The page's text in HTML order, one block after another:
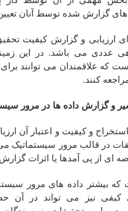
های گزارش شده توسط آنان
ارزیابی و گزارش کیفیت
عددی می باشد. در این
که علاقمندان می توانند
کنند.
و کیفیت و اعتبار آن
در قالب مرور سیستماتیک
ای از پی آمدها یا اثرات
که بیشتر داده های مرور
کیفی نیز می تواند در آن